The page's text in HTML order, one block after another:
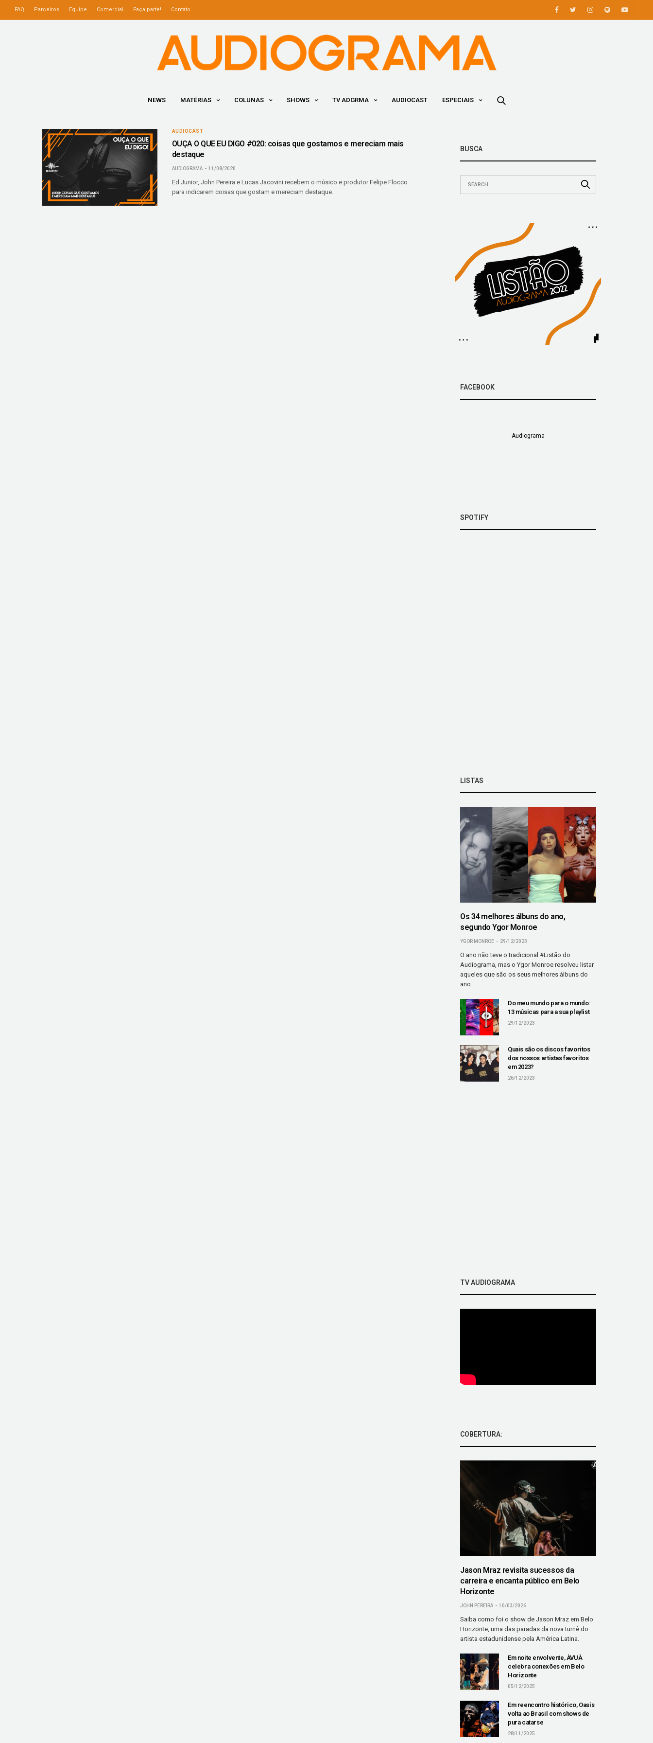
FAQ Parceiros Equipe Comercial Faça parte! Contato
NEWS MATÉRIAS COLUNAS SHOWS TV ADGRMA AUDIOCAST ESPECIAIS
AUDIOCAST
OUÇA O QUE EU DIGO #020: coisas que gostamos e mereciam mais
destaque
AUDIOGRAMA 11/08/2020
Ed Junior, John Pereira e Lucas Jacovini recebem o músico e produtor Felipe Flocco
para indicarem coisas que gostam e mereciam destaque.
BUSCA
FACEBOOK
Audiograma
SPOTIFY
LISTAS
Os 34 melhores álbuns do ano,
segundo Ygor Monroe
YGOR MONROE 29/12/2023
O ano não teve o tradicional #Listão do
Audiograma, mas o Ygor Monroe resolveu listar
aqueles que são os seus melhores álbuns do
ano.
Do meu mundo para o mundo:
13 músicas para a sua playlist
29/12/2023
Quais são os discos favoritos
dos nossos artistas favoritos
em 2023?
26/12/2023
TV AUDIOGRAMA
COBERTURA:
Jason Mraz revisita sucessos da
carreira e encanta público em Belo
Horizonte
JOHN PEREIRA 10/03/2026
Saiba como foi o show de Jason Mraz em Belo
Horizonte, uma das paradas da nova turnê do
artista estadunidense pela América Latina.
Em noite envolvente, ÀVUÀ
celebra conexões em Belo
Horizonte
05/12/2025
Em reencontro histórico, Oasis
volta ao Brasil com shows de
pura catarse
28/11/2025